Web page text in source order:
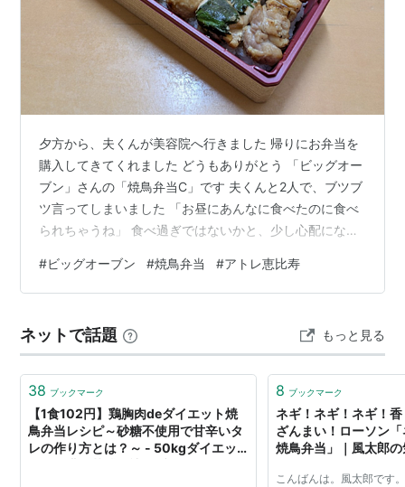
夕方から、夫くんが美容院へ行きました 帰りにお弁当を
購入してきてくれました どうもありがとう 「ビッグオー
ブン」さんの「焼鳥弁当C」です 夫くんと2人で、ブツブ
ツ言ってしまいました 「お昼にあんなに食べたのに食べ
られちゃうね」 食べ過ぎではないかと、少し心配になっ
も、このお弁当をいただいたことがあります 今日もとて
も美味しかったです 以前は、焼鳥が5本で下のご飯が炊
のでしが （その時のお弁当は「こちら」です） ごちそう
さまでした ランキング参加中gooからきました ランキン
グ参加中【公式】は…
#ビッグオーブン #焼鳥弁当 #アトレ恵比寿
ネットで話題 もっと見る
38 ブックマーク
【1食102円】鶏胸肉deダイエット焼
鳥弁当レシピ～砂糖不使用で甘辛いタ
レの作り方とは？～ - 50kgダイエッ
8 ブックマーク
ネギ！ネギ！ネギ！
ざんまい！ローソン
焼鳥弁当」｜風太郎
こんばんは。風太郎です